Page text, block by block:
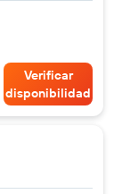
Verificar
disponibilidad